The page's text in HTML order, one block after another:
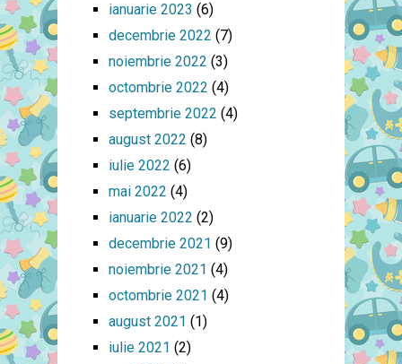
ianuarie 2023 (6)
decembrie 2022 (7)
noiembrie 2022 (3)
octombrie 2022 (4)
septembrie 2022 (4)
august 2022 (8)
iulie 2022 (6)
mai 2022 (4)
ianuarie 2022 (2)
decembrie 2021 (9)
noiembrie 2021 (4)
octombrie 2021 (4)
august 2021 (1)
iulie 2021 (2)